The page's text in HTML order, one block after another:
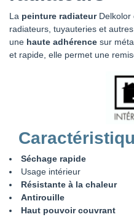
La peinture radiateurDelkolor
radiateurs, tuyauteries et
une haute adhérence sur
et rapide, elle permet une
Séchage rapide
Usage intérieur
Résistante à la chaleur
Antirouille
Haut pouvoir couvrant